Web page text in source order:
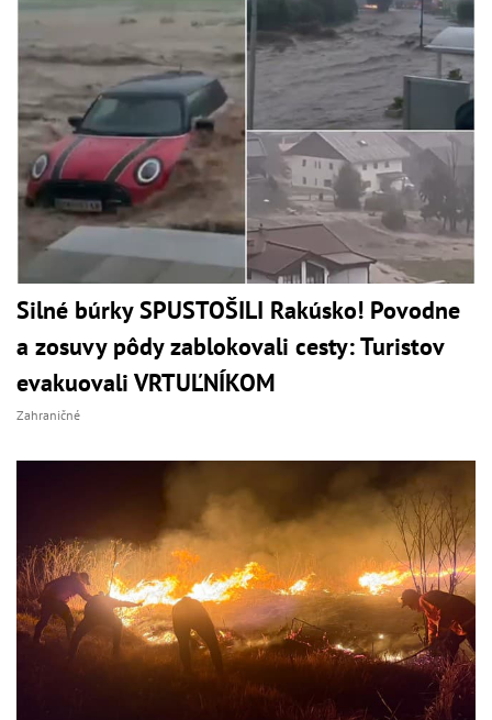
Silné búrky SPUSTOŠILI Rakúsko! Povodne
a zosuvy pôdy zablokovali cesty: Turistov
evakuovali VRTUĽNÍKOM
Zahraničné